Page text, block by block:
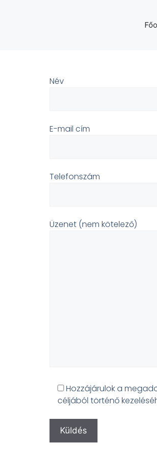
Név
E-mail cím
Telefonszám
Üzenet (nem kötelező)
Hozzájárulok a
céljából történő